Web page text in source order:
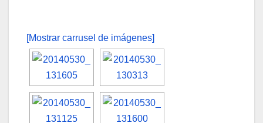
[Mostrar carrusel de imágenes]